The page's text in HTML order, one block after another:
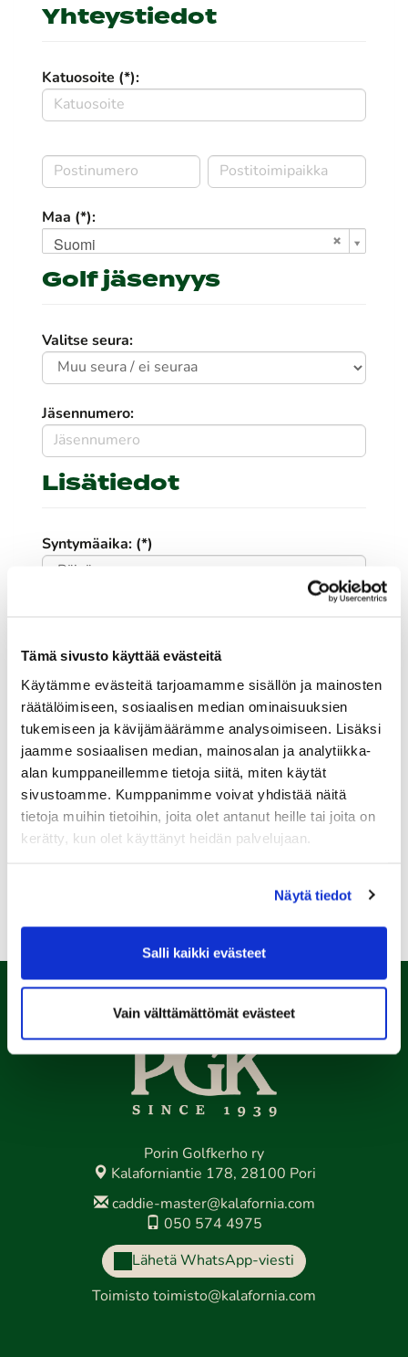
Tämä sivusto käyttää evästeitä
Käytämme evästeitä tarjoamamme sisällön ja mainosten
räätälöimiseen, sosiaalisen median ominaisuuksien
tukemiseen ja kävijämäärämme analysoimiseen. Lisäksi
jaamme sosiaalisen median, mainosalan ja analytiikka-
alan kumppaneillemme tietoja siitä, miten käytät
sivustoamme. Kumppanimme voivat yhdistää näitä
tietoja muihin tietoihin, joita olet antanut heille tai joita on
kerätty, kun olet käyttänyt heidän palvelujaan.
Näytä tiedot
Salli kaikki evästeet
Vain välttämättömät evästeet
Yhteystiedot
Katuosoite (*):
Maa (*):
Suomi
Golf jäsenyys
Valitse seura:
Jäsennumero:
Lisätiedot
Syntymäaika: (*)
Sukupuoli:
Rekisteröidy
Haluan tilata Kalafornia uutiskirjeen
Olen lukenuttietosuojaselosteenja hyväksyn
henkilötietojeni käsittelyn (*)
Porin Golfkerho ry
Kalaforniantie 178, 28100 Pori
caddie-master@kalafornia.com
050 574 4975
Lähetä WhatsApp-viesti
Toimisto toimisto@kalafornia.com